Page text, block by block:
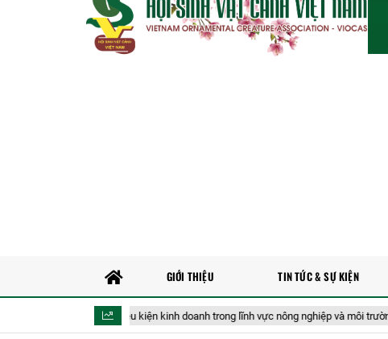
bãi bỏ 40 điều kiện kinh doanh trong lĩnh vực nông nghiệp và môi trường
GIỚI THIỆU TIN TỨC & SỰ KIỆN